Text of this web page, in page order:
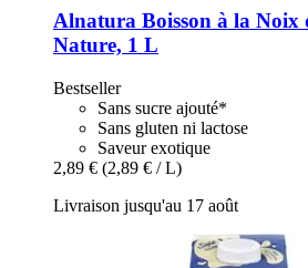
Alnatura Boisson à la Noix
Nature, 1 L
Bestseller
Sans sucre ajouté*
Sans gluten ni lactose
Saveur exotique
2,89 € (2,89 € / L)
Livraison jusqu'au 17 août